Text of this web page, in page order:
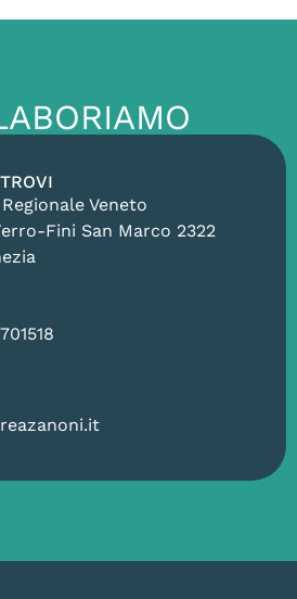
Veneto
Fini San Marco 2322